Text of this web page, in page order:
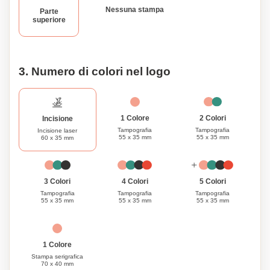
stesso. Vivi la comodità della ricarica wireless con il nostro
Caricabatterie Wireless in Bambù con Doppio
Caricabatteria. Resta alimentato senza l'inconveniente dei
Parte
superiore
Nessuna stampa
3. Numero di colori nel logo
Incisione
Incisione laser
60 x 35 mm
1 Colore
Tampografia
55 x 35 mm
2 Colori
Tampografia
55 x 35 mm
3 Colori
Tampografia
55 x 35 mm
4 Colori
Tampografia
55 x 35 mm
5 Colori
Tampografia
55 x 35 mm
1 Colore
Stampa serigrafica
70 x 40 mm